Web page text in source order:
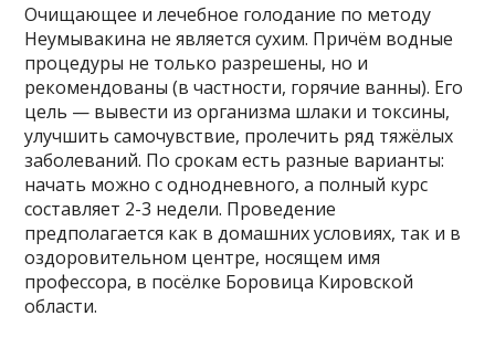
Очищающее и лечебное голодание по методу
Неумывакина не является сухим. Причём водные
процедуры не только разрешены, но и
рекомендованы (в частности, горячие ванны). Его
цель — вывести из организма шлаки и токсины,
улучшить самочувствие, пролечить ряд тяжёлых
заболеваний. По срокам есть разные варианты:
начать можно с однодневного, а полный курс
составляет 2-3 недели. Проведение
предполагается как в домашних условиях, так и в
оздоровительном центре, носящем имя
профессора, в посёлке Боровица Кировской
области.